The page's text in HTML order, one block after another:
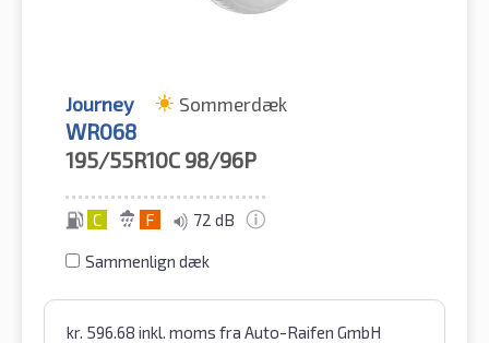
Journey Sommerdæk
WR068
195/55R10C 98/96P
C F 72 dB
Sammenlign dæk
kr. 596.68 inkl. moms fra Auto-Raifen GmbH